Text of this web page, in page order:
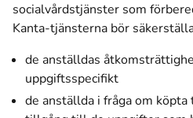
socialvårdstjänster som
Kanta-tjänsterna bör
de anställdas
uppgiftsspecifikt
de anställda i fråga om